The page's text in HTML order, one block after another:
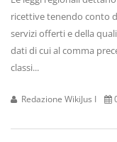
ricettive tenendo conto
servizi offerti e della
dati di cui al comma
classi...
Redazione WikiJus I